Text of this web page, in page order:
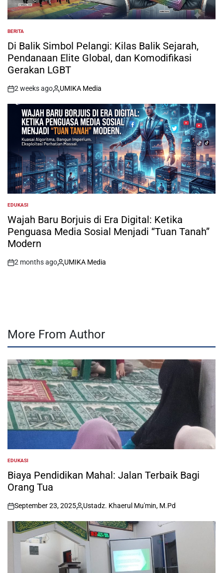
POSTED
IN
BERITA
Di Balik Simbol Pelangi: Kilas Balik Sejarah,
Pendanaan Elite Global, dan Komodifikasi
Gerakan LGBT
on
2 weeks ago
Posted
by
UMIKA Media
POSTED
IN
EDUKASI
Wajah Baru Borjuis di Era Digital: Ketika
Penguasa Media Sosial Menjadi “Tuan Tanah”
Modern
on
2 months ago
Posted
UMIKA Media
More From Author
POSTED
IN
EDUKASI
Biaya Pendidikan Mahal: Jalan Terbaik Bagi
Orang Tua
on
September 23, 2025
Posted
by
Ustadz. Khaerul Mu'min, M.Pd